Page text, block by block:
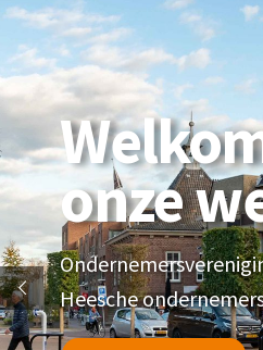
onze
Heesche